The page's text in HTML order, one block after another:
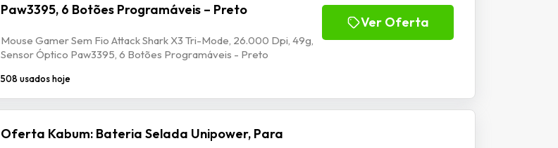
Paw3395, 6 Botões Programáveis – Preto
Mouse Gamer Sem Fio Attack Shark X3 Tri-Mode, 26.000 Dpi, 49g,
Sensor Óptico Paw3395, 6 Botões Programáveis - Preto
508 usados hoje
Ver Oferta
Oferta Kabum: Bateria Selada Unipower, Para